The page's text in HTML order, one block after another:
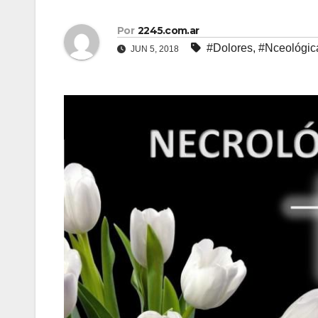
Por 2245.com.ar
JUN 5, 2018 #Dolores,